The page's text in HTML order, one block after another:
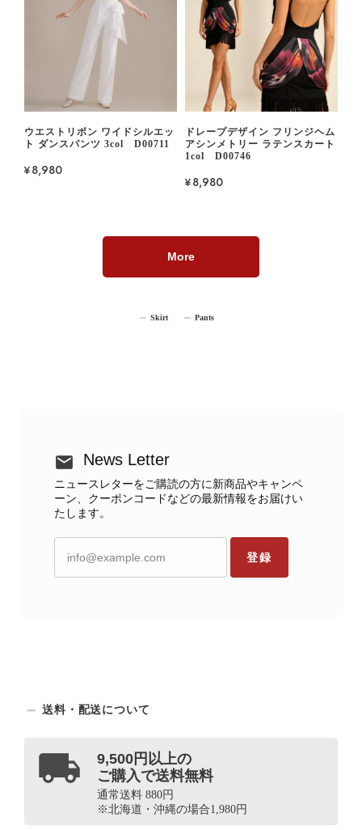
ウエストリボン ワイドシルエッ
ト ダンスパンツ 3col D00711
¥8,980
ドレープデザイン フリンジヘム
アシンメトリー ラテンスカート
1col D00746
¥8,980
More
Skirt Pants
News Letter
ニュースレターをご購読の方に新商品やキャンペ
ーン、クーポンコードなどの最新情報をお届けい
たします。
登録
送料・配送について
9,500円以上の
ご購入で送料無料
通常送料 880円
※北海道・沖縄の場合1,980円